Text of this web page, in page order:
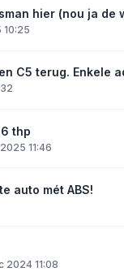
hier (nou ja de
10:25
C5 terug. Enkele
thp
11:46
auto mét ABS!
2024 11:08